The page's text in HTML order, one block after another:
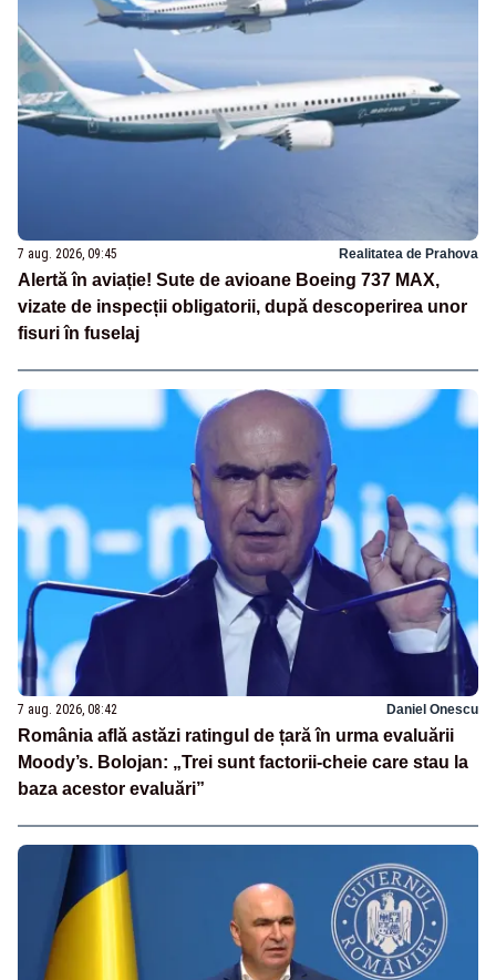
7 aug. 2026, 09:45 Realitatea de Prahova
Alertă în aviație! Sute de avioane Boeing 737 MAX,
vizate de inspecții obligatorii, după descoperirea unor
fisuri în fuselaj
7 aug. 2026, 08:42 Daniel Onescu
România află astăzi ratingul de țară în urma evaluării
Moody’s. Bolojan: „Trei sunt factorii-cheie care stau la
baza acestor evaluări”